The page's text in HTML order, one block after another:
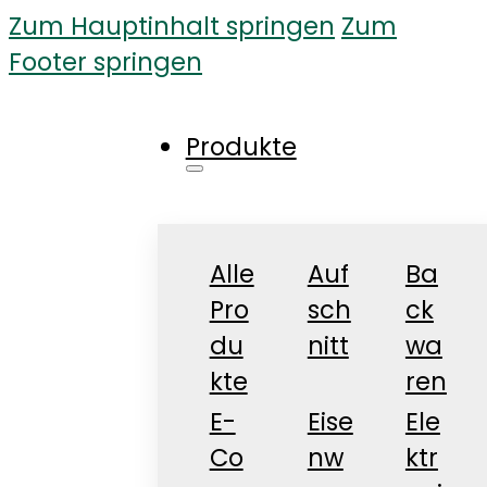
Zum Hauptinhalt springen Zum
Footer springen
Produkte
Alle
Pro
du
kte
Auf
sch
nitt
Ba
ck
wa
ren
E-
Co
Eise
nw
Ele
ktr